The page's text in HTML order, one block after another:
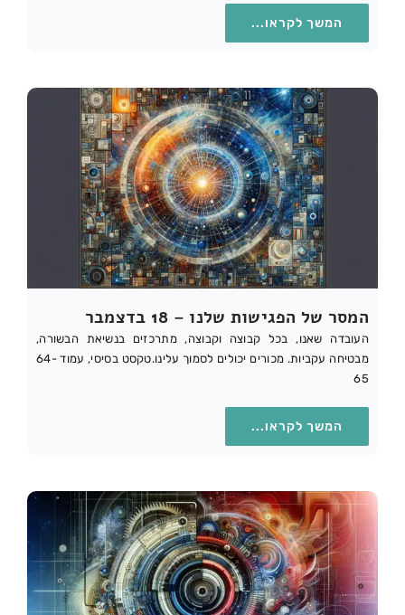
המשך לקראו...
המסר של הפגישות שלנו – 18 בדצמבר
העובדה שאנו, בכל קבוצה וקבוצה, מתרכזים בנשיאת הבשורה,
מבטיחה עקביות. מכורים יכולים לסמוך עלינו.טקסט בסיסי, עמוד 64-
65
המשך לקראו...